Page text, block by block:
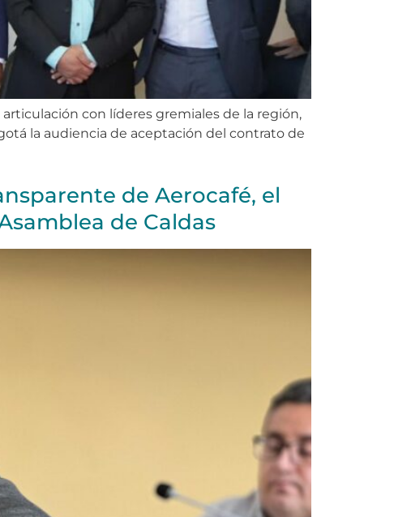
con líderes gremiales de la región,
la audiencia de aceptación del contrato de
de Aerocafé, el
de Caldas